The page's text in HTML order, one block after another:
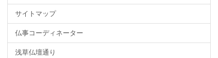
サイトマップ
仏事コーディネーター
浅草仏壇通り